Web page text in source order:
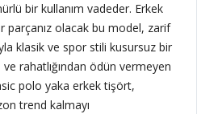
bir kullanım vadeder. Erkek
parçanız olacak bu model, zarif
klasik ve spor stili kusursuz bir
rahatlığından ödün vermeyen
polo yaka erkek tişört,
trend kalmayı